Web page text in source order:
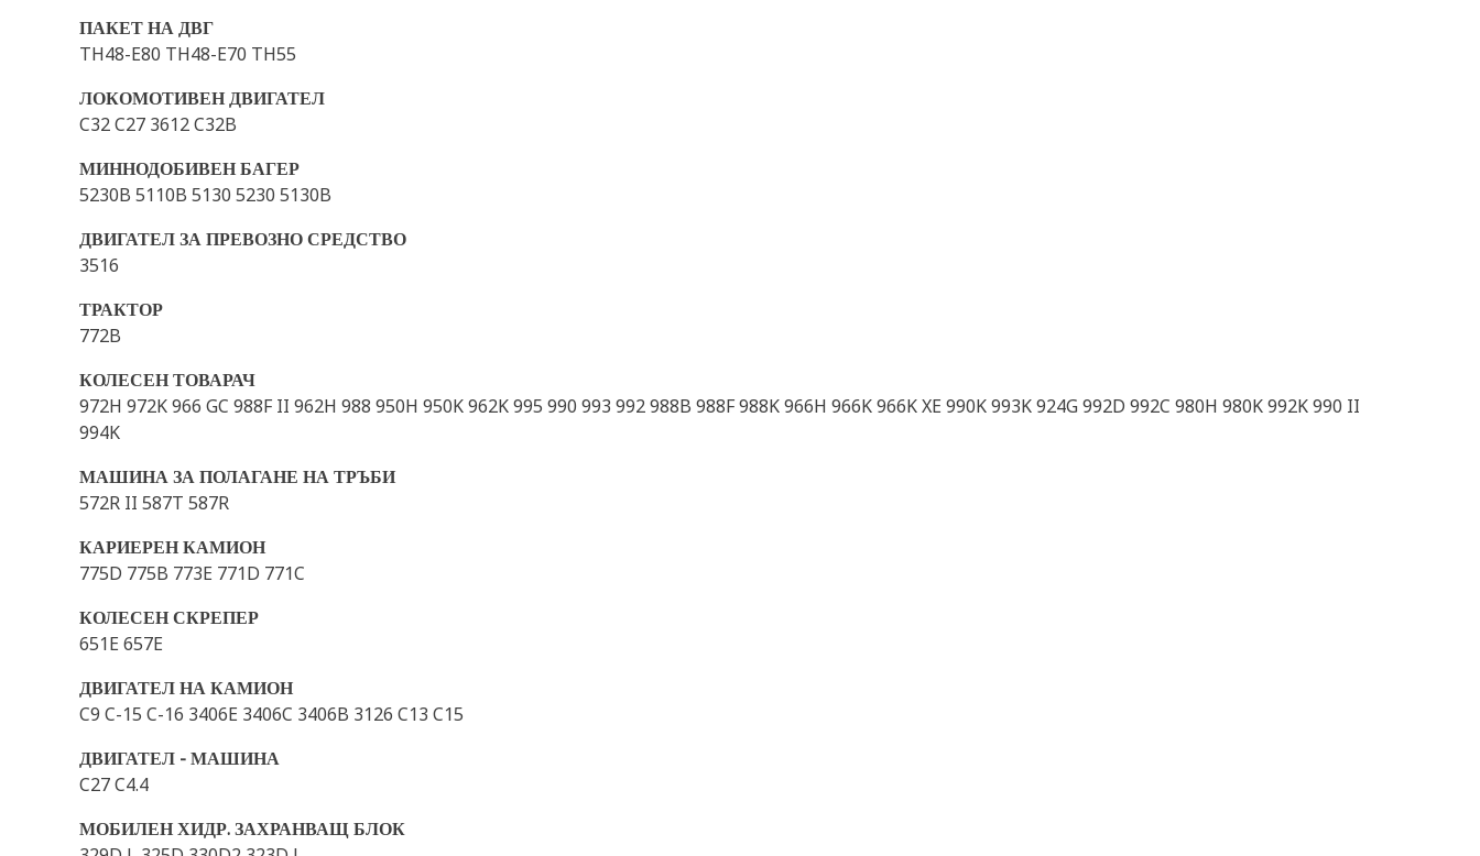
ПАКЕТ НА ДВГ
TH48-E80 TH48-E70 TH55
ЛОКОМОТИВЕН ДВИГАТЕЛ
C32 C27 3612 C32B
МИННОДОБИВЕН БАГЕР
5230B 5110B 5130 5230 5130B
ДВИГАТЕЛ ЗА ПРЕВОЗНО СРЕДСТВО
3516
ТРАКТОР
772B
КОЛЕСЕН ТОВАРАЧ
972H 972K 966 GC 988F II 962H 988 950H 950K 962K 995 990 993 992 988B 988F 988K 966H 966K 966K XE 990K 993K 924G 992D 992C 980H 980K 992K 990 II
994K
МАШИНА ЗА ПОЛАГАНЕ НА ТРЪБИ
572R II 587T 587R
КАРИЕРЕН КАМИОН
775D 775B 773E 771D 771C
КОЛЕСЕН СКРЕПЕР
651E 657E
ДВИГАТЕЛ НА КАМИОН
C9 C-15 C-16 3406E 3406C 3406B 3126 C13 C15
ДВИГАТЕЛ - МАШИНА
C27 C4.4
МОБИЛЕН ХИДР. ЗАХРАНВАЩ БЛОК